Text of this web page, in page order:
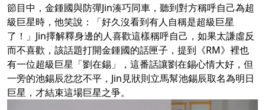
節目中，金鍾國與防彈Jin湊巧同車，聽到對方稱呼自己為超
級巨星時，他笑說：「好久沒看到有人自稱是超級巨星
了！」Jin擇解釋身邊的人喜歡這樣稱呼自己，如果太謙虛反
而不喜歡，該話題打開金鍾國的話匣子，提到《RM》裡也
有一位超級巨星「劉在錫」，這番話讓劉在錫心情大好，但
一旁的池錫辰忿忿不平，Jin見狀則立馬幫池錫辰取名為明日
巨星，才結束這場巨星之爭。